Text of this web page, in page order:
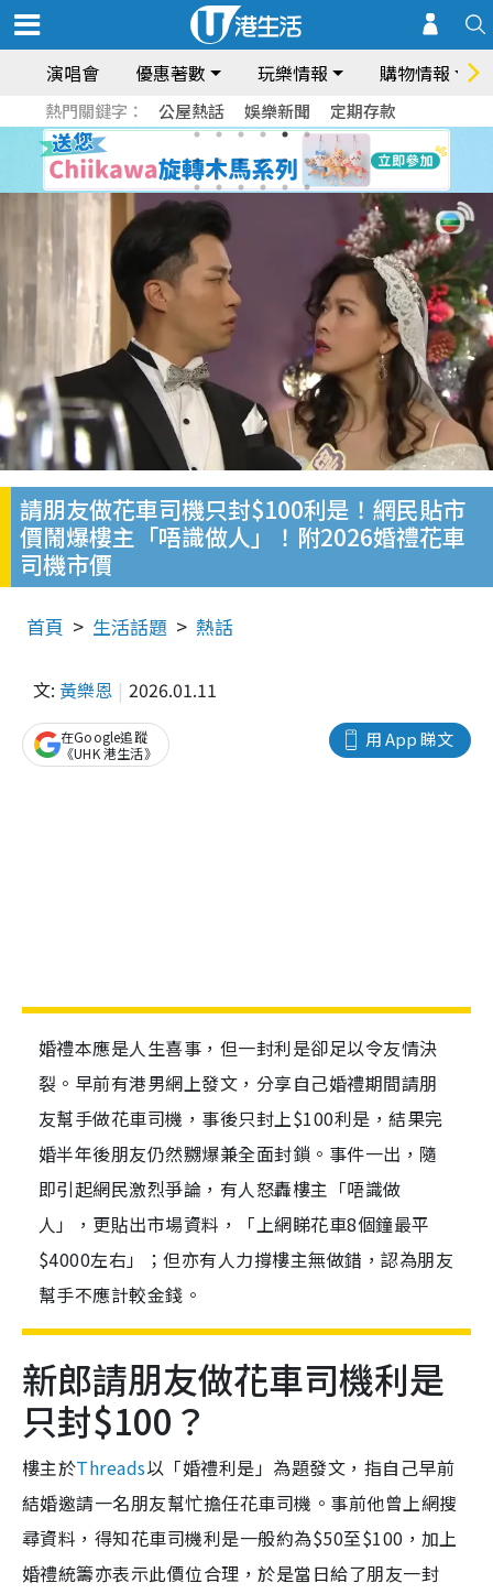
演唱會 優惠著數 玩樂情報 購物情報
熱門關鍵字： 公屋熱話 娛樂新聞 定期存款
請朋友做花車司機只封$100利是！網民貼市
價鬧爆樓主「唔識做人」！附2026婚禮花車
司機市價
首頁 生活話題 熱話
文: 黃樂恩 2026.01.11
用 App 睇文
在Google追蹤
《UHK 港生活》
婚禮本應是人生喜事，但一封利是卻足以令友情決
裂。早前有港男網上發文，分享自己婚禮期間請朋
友幫手做花車司機，事後只封上$100利是，結果完
婚半年後朋友仍然嬲爆兼全面封鎖。事件一出，隨
即引起網民激烈爭論，有人怒轟樓主「唔識做
人」，更貼出市場資料，「上網睇花車8個鐘最平
$4000左右」；但亦有人力撐樓主無做錯，認為朋友
幫手不應計較金錢。
新郎請朋友做花車司機利是
只封$100？
樓主於Threads以「婚禮利是」為題發文，指自己早前
結婚邀請一名朋友幫忙擔任花車司機。事前他曾上網搜
尋資料，得知花車司機利是一般約為$50至$100，加上
婚禮統籌亦表示此價位合理，於是當日給了朋友一封